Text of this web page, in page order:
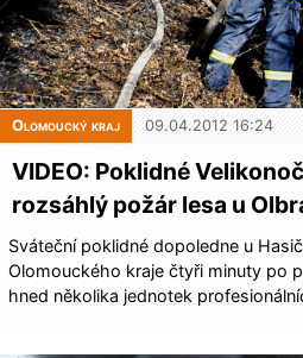
Olomoucký kraj 09.04.2012 16:24
VIDEO: Poklidné
rozsáhlý požár lesa u
Sváteční poklidné dopoledne u
Olomouckého kraje čtyři minuty po
hned několika jednotek